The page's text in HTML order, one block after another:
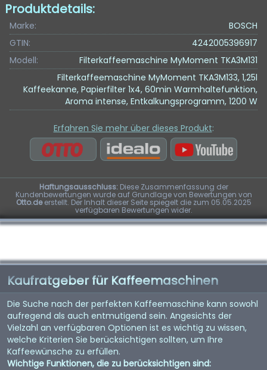
Produktdetails:
Marke:
BOSCH
GTIN:
4242005396917
Modell:
Filterkaffeemaschine MyMoment TKA3M131
Filterkaffeemaschine MyMoment TKA3M133, 1,25l
Kaffeekanne, Papierfilter 1x4, 60min Warmhaltefunktion,
Aroma intense, Entkalkungsprogramm, 1200 W
Erfahren Sie mehr über dieses Produkt:
Haftungsausschluss:Diese Zusammenfassung der
Kundenbewertungen wurde auf Grundlage von Bewertungen von
Otto.deerstellt. Der Inhalt dieser Seite spiegelt die zum 05.05.2025
verfügbaren Bewertungen wider.
Kaufratgeber für Kaffeemaschinen
Die Suche nach der perfekten Kaffeemaschine kann sowohl
aufregend als auch entmutigend sein. Angesichts der
Vielzahl an verfügbaren Optionen ist es wichtig zu wissen,
welche Kriterien Sie berücksichtigen sollten, um Ihre
Kaffeewünsche zu erfüllen.
Wichtige Funktionen, die zu berücksichtigen sind: